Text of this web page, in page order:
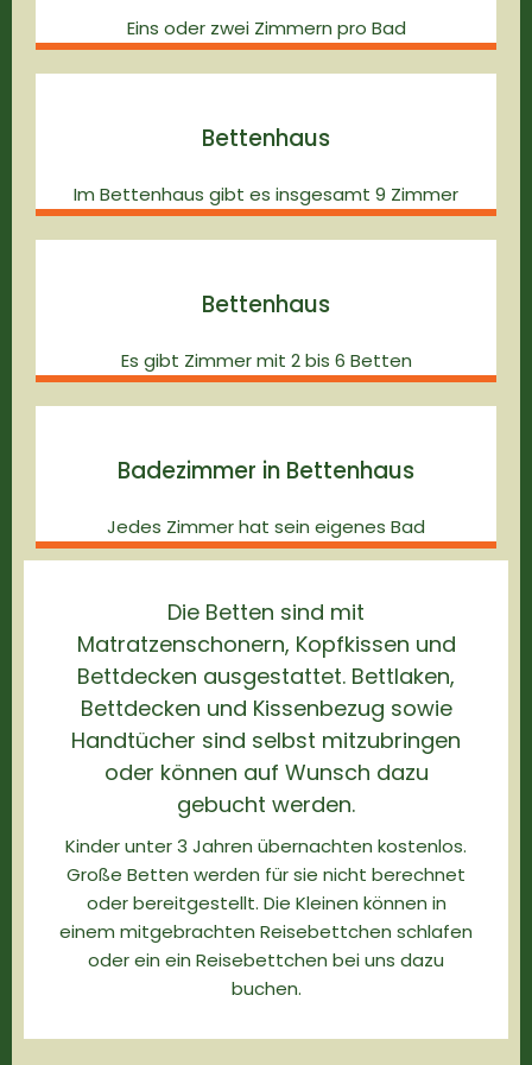
Eins oder zwei Zimmern pro Bad
Bettenhaus
Im Bettenhaus gibt es insgesamt 9 Zimmer
Bettenhaus
Es gibt Zimmer mit 2 bis 6 Betten
Badezimmer in Bettenhaus
Jedes Zimmer hat sein eigenes Bad
Die Betten sind mit
Matratzenschonern, Kopfkissen und
Bettdecken ausgestattet. Bettlaken,
Bettdecken und Kissenbezug sowie
Handtücher sind selbst mitzubringen
oder können auf Wunsch dazu
gebucht werden.
Kinder unter 3 Jahren übernachten kostenlos.
Große Betten werden für sie nicht berechnet
oder bereitgestellt. Die Kleinen können in
einem mitgebrachten Reisebettchen schlafen
oder ein ein Reisebettchen bei uns dazu
buchen.